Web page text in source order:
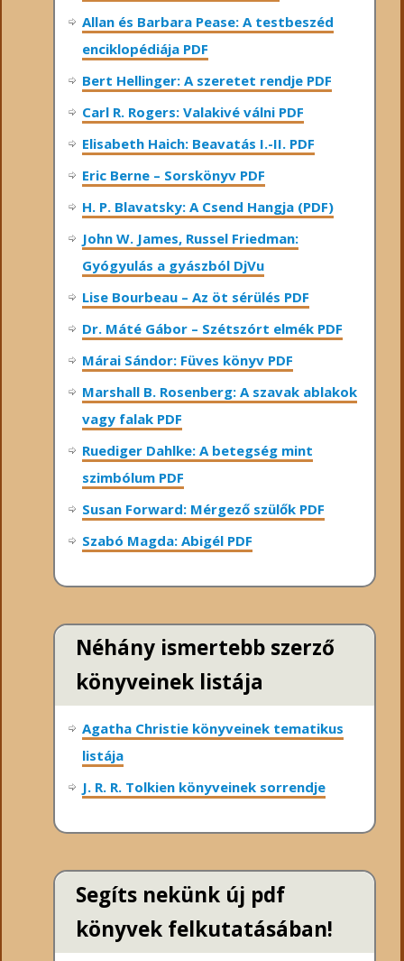
Allan és Barbara Pease: A testbeszéd
enciklopédiája PDF
Bert Hellinger: A ​szeretet rendje PDF
Carl R. Rogers: Valakivé válni PDF
Elisabeth Haich: Beavatás I.-II. PDF
Eric Berne – Sorskönyv PDF
H. P. Blavatsky: A Csend Hangja (PDF)
John W. James, Russel Friedman:
Gyógyulás a gyászból DjVu
Lise Bourbeau – Az öt sérülés PDF
Dr. Máté Gábor – Szétszórt elmék PDF
Márai Sándor: Füves könyv PDF
Marshall B. Rosenberg: A szavak ablakok
vagy falak PDF
Ruediger Dahlke: A betegség mint
szimbólum PDF
Susan Forward: Mérgező szülők PDF
Szabó Magda: Abigél PDF
Néhány ismertebb szerző
könyveinek listája
Agatha Christie könyveinek tematikus
listája
J. R. R. Tolkien könyveinek sorrendje
Segíts nekünk új pdf
könyvek felkutatásában!